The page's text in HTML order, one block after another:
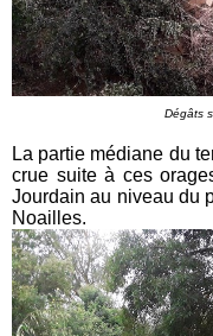
Dégâts
La partie médiane du
crue suite à ces
Jourdain au niveau du
Noailles.